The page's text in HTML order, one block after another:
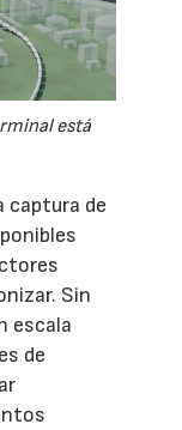
está
captura de
Sin
escala
de